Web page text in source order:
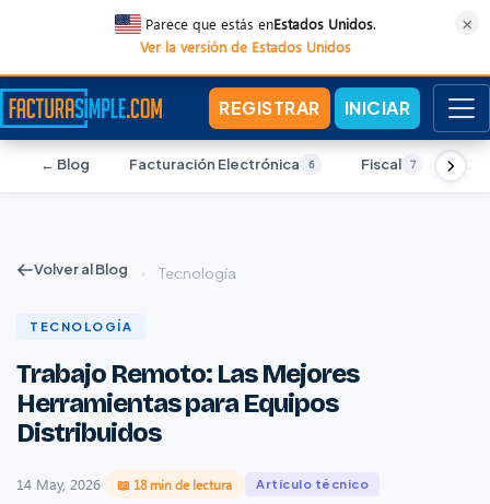
Parece que estás enEstados Unidos.
Ver la versión de Estados Unidos
×
REGISTRAR INICIAR
← Blog Facturación Electrónica 6 Fiscal 7
Volver al Blog › Tecnología
TECNOLOGÍA
Trabajo Remoto: Las Mejores
Herramientas para Equipos
Distribuidos
14 May, 2026· 📖 18 min de lectura Artículo técnico